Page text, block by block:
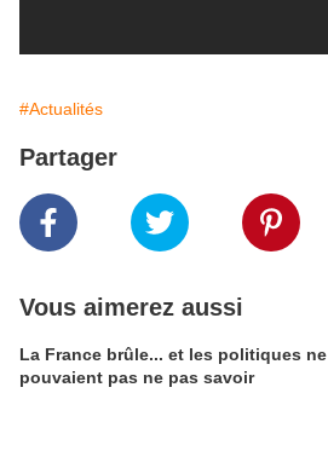
#Actualités
Partager
Vous aimerez aussi
La France brûle... et les politiques ne
pouvaient pas ne pas savoir